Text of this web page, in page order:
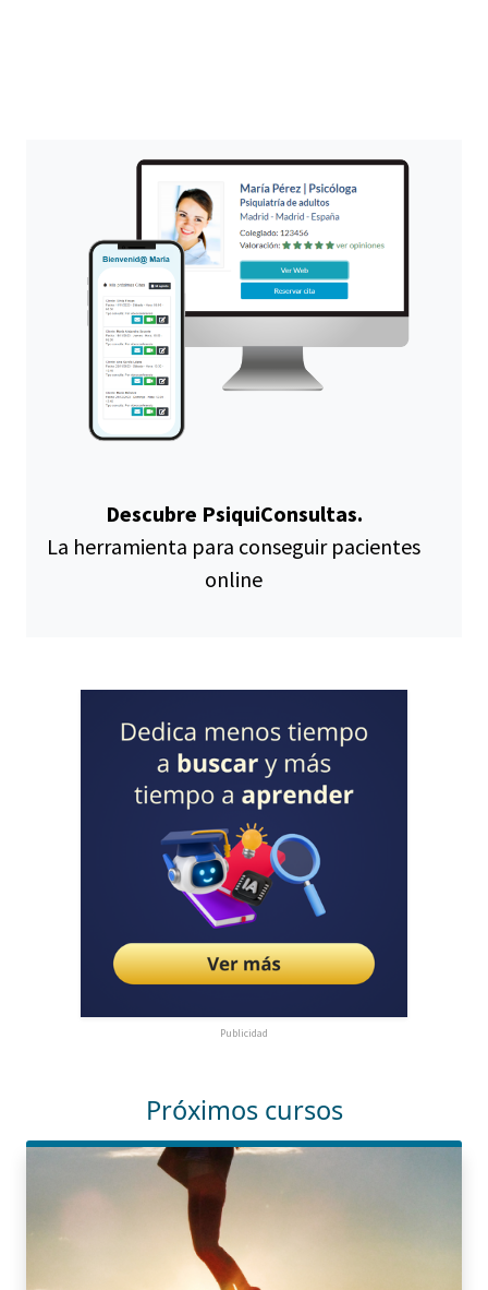
Descubre PsiquiConsultas.
La herramienta para conseguir pacientes
online
Publicidad
Próximos cursos